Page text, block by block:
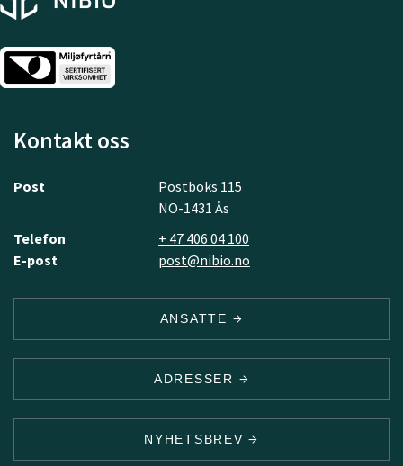
Kontakt oss
Post
Postboks 115
NO-1431 Ås
Telefon
+ 47 406 04 100
E-post
post@nibio.no
ANSATTE
ADRESSER
NYHETSBREV